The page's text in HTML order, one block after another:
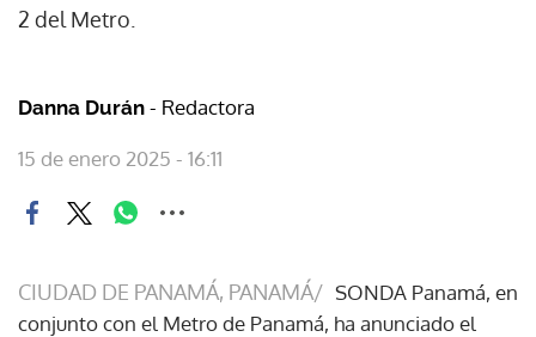
2 del Metro.
Danna Durán - Redactora
15 de enero 2025 - 16:11
CIUDAD DE PANAMÁ, PANAMÁ/ SONDA Panamá, en
conjunto con el Metro de Panamá, ha anunciado el